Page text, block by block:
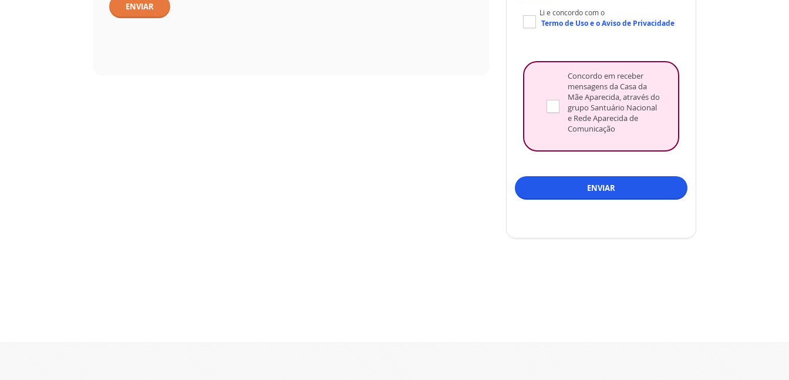
ENVIAR
Li e concordo com o
Termo de Usoe oAviso de Privacidade
Concordo em receber
mensagens da Casa da
Mãe Aparecida, através do
grupo Santuário Nacional
e Rede Aparecida de
Comunicação
ENVIAR